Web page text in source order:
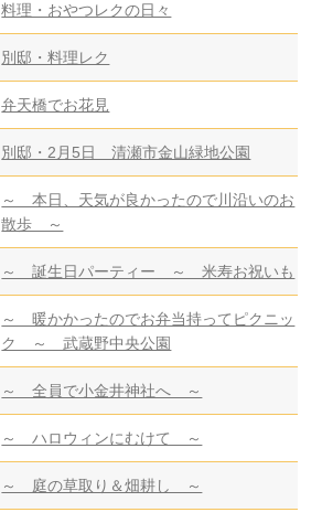
料理・おやつレクの日々
別邸・料理レク
弁天橋でお花見
別邸・2月5日 清瀬市金山緑地公園
～ 本日、天気が良かったので川沿いのお
散歩 ～
～ 誕生日パーティー ～ 米寿お祝いも
～ 暖かかったのでお弁当持ってピクニッ
ク ～ 武蔵野中央公園
～ 全員で小金井神社へ ～
～ ハロウィンにむけて ～
～ 庭の草取り＆畑耕し ～